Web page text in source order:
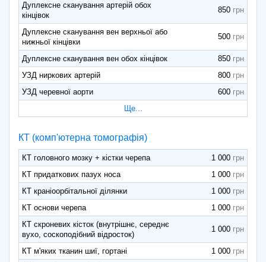
Дуплексне сканування артерій обох
кінцівок
850
Дуплексне сканування вен верхньої або
нижньої кінцівки
500
Дуплексне сканування вен обох кінцівок
850
УЗД ниркових артерій
800
УЗД черевної аорти
600
Ще...
КТ (комп'ютерна томографія)
КТ головного мозку + кістки черепа
1 000
КТ придаткових пазух носа
1 000
КТ краніоорбітальної ділянки
1 000
КТ основи черепа
1 000
КТ скроневих кісток (внутрішнє, середнє
вухо, соскоподібний відросток)
1 000
КТ м'яких тканин шиї, гортані
1 000